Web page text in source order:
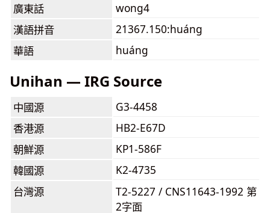
廣東話
wong4
漢語拼音
21367.150:huáng
華語
huáng
Unihan — IRG Source
中國源
G3-4458
香港源
HB2-E67D
朝鮮源
KP1-586F
韓國源
K2-4735
台灣源
T2-5227 / CNS11643-1992 第
2字面